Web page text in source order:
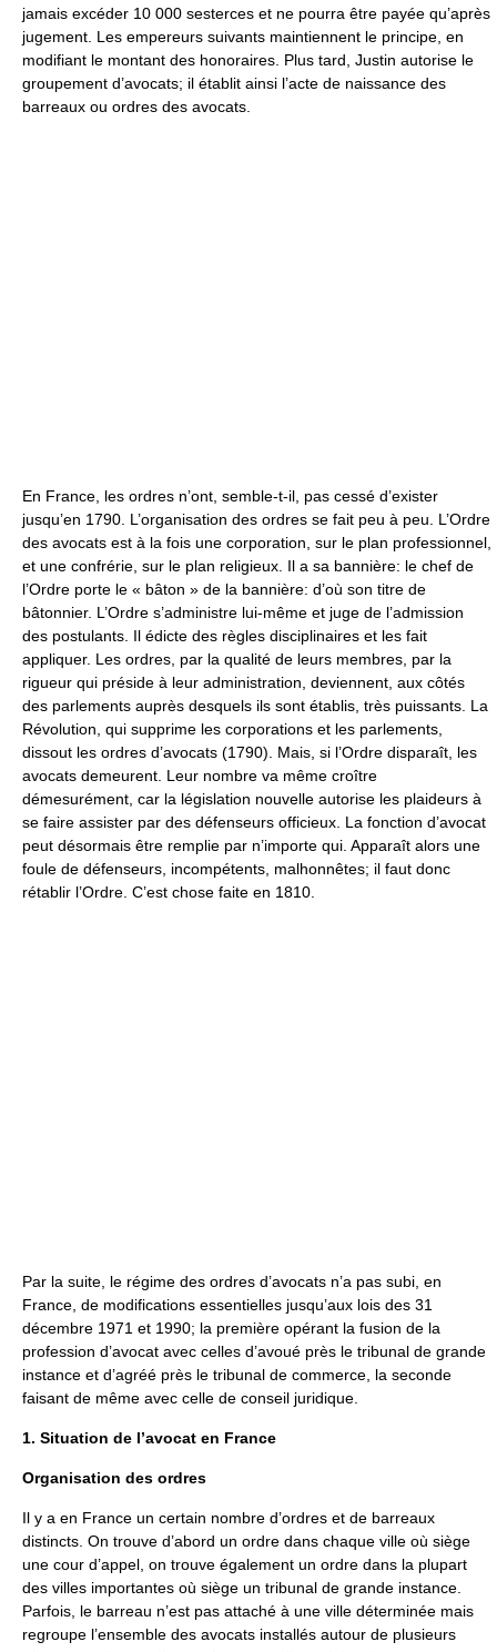
jamais excéder 10 000 sesterces et ne pourra être payée qu’après
jugement. Les empereurs suivants maintiennent le principe, en
modifiant le montant des honoraires. Plus tard, Justin autorise le
groupement d’avocats; il établit ainsi l’acte de naissance des
barreaux ou ordres des avocats.
En France, les ordres n’ont, semble-t-il, pas cessé d’exister
jusqu’en 1790. L’organisation des ordres se fait peu à peu. L’Ordre
des avocats est à la fois une corporation, sur le plan professionnel,
et une confrérie, sur le plan religieux. Il a sa bannière: le chef de
l’Ordre porte le « bâton » de la bannière: d’où son titre de
bâtonnier. L’Ordre s’administre lui-même et juge de l’admission
des postulants. Il édicte des règles disciplinaires et les fait
appliquer. Les ordres, par la qualité de leurs membres, par la
rigueur qui préside à leur administration, deviennent, aux côtés
des parlements auprès desquels ils sont établis, très puissants. La
Révolution, qui supprime les corporations et les parlements,
dissout les ordres d’avocats (1790). Mais, si l’Ordre disparaît, les
avocats demeurent. Leur nombre va même croître
démesurément, car la législation nouvelle autorise les plaideurs à
se faire assister par des défenseurs officieux. La fonction d’avocat
peut désormais être remplie par n’importe qui. Apparaît alors une
foule de défenseurs, incompétents, malhonnêtes; il faut donc
rétablir l’Ordre. C’est chose faite en 1810.
Par la suite, le régime des ordres d’avocats n’a pas subi, en
France, de modifications essentielles jusqu’aux lois des 31
décembre 1971 et 1990; la première opérant la fusion de la
profession d’avocat avec celles d’avoué près le tribunal de grande
instance et d’agréé près le tribunal de commerce, la seconde
faisant de même avec celle de conseil juridique.
1. Situation de l’avocat en France
Organisation des ordres
Il y a en France un certain nombre d’ordres et de barreaux
distincts. On trouve d’abord un ordre dans chaque ville où siège
une cour d’appel, on trouve également un ordre dans la plupart
des villes importantes où siège un tribunal de grande instance.
Parfois, le barreau n’est pas attaché à une ville déterminée mais
regroupe l’ensemble des avocats installés autour de plusieurs